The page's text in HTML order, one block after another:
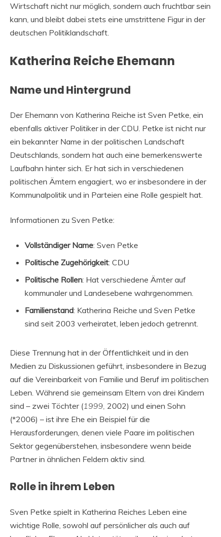
Wirtschaft nicht nur möglich, sondern auch fruchtbar sein
kann, und bleibt dabei stets eine umstrittene Figur in der
deutschen Politiklandschaft.
Katherina Reiche Ehemann
Name und Hintergrund
Der Ehemann von Katherina Reiche ist Sven Petke, ein
ebenfalls aktiver Politiker in der CDU. Petke ist nicht nur
ein bekannter Name in der politischen Landschaft
Deutschlands, sondern hat auch eine bemerkenswerte
Laufbahn hinter sich. Er hat sich in verschiedenen
politischen Ämtern engagiert, wo er insbesondere in der
Kommunalpolitik und in Parteien eine Rolle gespielt hat.
Informationen zu Sven Petke:
Vollständiger Name: Sven Petke
Politische Zugehörigkeit: CDU
Politische Rollen: Hat verschiedene Ämter auf
kommunaler und Landesebene wahrgenommen.
Familienstand: Katherina Reiche und Sven Petke
sind seit 2003 verheiratet, leben jedoch getrennt.
Diese Trennung hat in der Öffentlichkeit und in den
Medien zu Diskussionen geführt, insbesondere in Bezug
auf die Vereinbarkeit von Familie und Beruf im politischen
Leben. Während sie gemeinsam Eltern von drei Kindern
sind – zwei Töchter (1999, 2002) und einen Sohn
(*2006) – ist ihre Ehe ein Beispiel für die
Herausforderungen, denen viele Paare im politischen
Sektor gegenüberstehen, insbesondere wenn beide
Partner in ähnlichen Feldern aktiv sind.
Rolle in ihrem Leben
Sven Petke spielt in Katherina Reiches Leben eine
wichtige Rolle, sowohl auf persönlicher als auch auf